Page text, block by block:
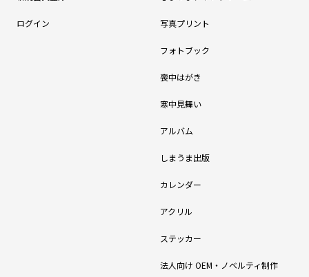
ログイン 写真プリント
フォトブック
喪中はがき
寒中見舞い
アルバム
しまうま出版
カレンダー
アクリル
ステッカー
法人向け OEM・ノベルティ制作